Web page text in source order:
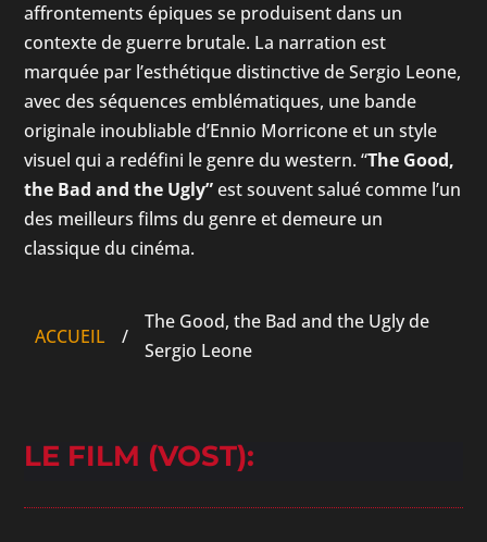
affrontements épiques se produisent dans un
contexte de guerre brutale. La narration est
marquée par l’esthétique distinctive de Sergio Leone,
avec des séquences emblématiques, une bande
originale inoubliable d’Ennio Morricone et un style
visuel qui a redéfini le genre du western. “The Good,
the Bad and the Ugly”est souvent salué comme l’un
des meilleurs films du genre et demeure un
classique du cinéma.
ACCUEIL /
The Good, the Bad and the Ugly de
Sergio Leone
LE FILM (VOST):